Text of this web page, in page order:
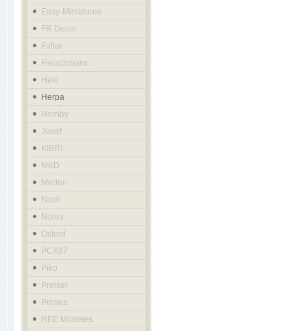
Easy-Miniatures
FR Decor
Faller
Fleischmann
Heki
Herpa
Hornby
Jouef
KIBRI
MKD
Merten
Noch
Norev
Oxford
PCX87
Piko
Preiser
Proses
REE Modeles